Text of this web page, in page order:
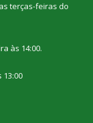
terças-feiras do
às 14:00.
13:00